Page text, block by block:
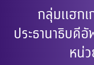
กลุ่มแฮกเ
ประธานาธิบดี
หน่